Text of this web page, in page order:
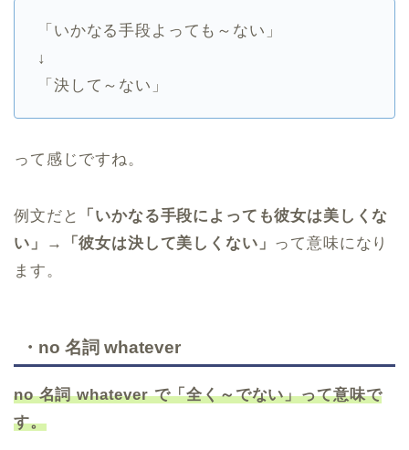
「いかなる手段よっても～ない」
↓
「決して～ない」
って感じですね。
例文だと
「いかなる手段によっても彼女は美しくな
い」→「彼女は決して美しくない」 って意味になり
ます。
・no 名詞 whatever
no 名詞 whatever で「全く～でない」って意味で
す。